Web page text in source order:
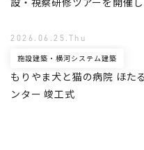
もりやま犬と猫の病院 ほた
ンター 竣工式
施設建築・横河システム建築
2026.06.25.Thu